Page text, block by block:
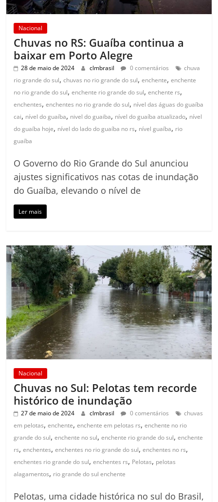
Nacional
Chuvas no RS: Guaíba continua a
baixar em Porto Alegre
28 de maio de 2024 clmbrasil 0 comentários
chuva
rio grande do sul,chuvas no rio grande do sul,enchente,enchente
no rio grande do sul,enchente rio grande do sul,enchente rs,
enchentes,enchentes no rio grande do sul, nível das águas do guaíba
cai, nível do guaíba, nivel do guaiba, nível do guaíba atualizado, nível
do guaíba hoje, nível do lado do guaíba no rs, nível guaíba, rio
guaíba
O Governo do Rio Grande do Sul anunciou
ajustes significativos nas cotas de inundação
do Guaíba, elevando o nível de
Ler mais
Nacional
Chuvas no Sul: Pelotas tem recorde
histórico de inundação
27 de maio de 2024 clmbrasil 0 comentários
chuvas
em pelotas,enchente,enchente em pelotas rs,enchente no rio
grande do sul,enchente no sul,enchente rio grande do sul,enchente
rs,enchentes,enchentes no rio grande do sul,enchentes no rs,
enchentes rio grande do sul,enchentes rs, Pelotas, pelotas
alagamentos, rio grande do sul enchente
Pelotas, uma cidade histórica no sul do Brasil,